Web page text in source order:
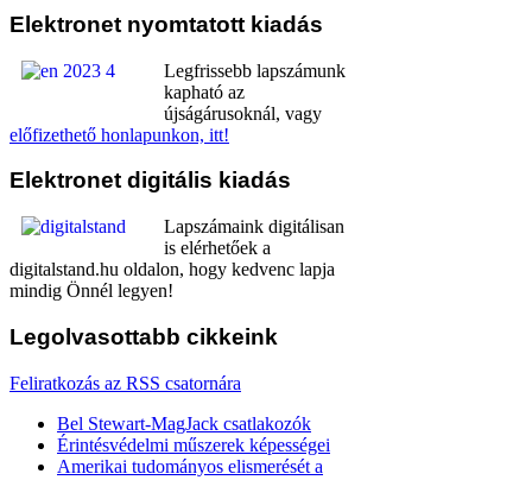
Elektronet nyomtatott kiadás
Legfrissebb lapszámunk
kapható az
újságárusoknál, vagy
előfizethető honlapunkon, itt!
Elektronet digitális kiadás
Lapszámaink digitálisan
is elérhetőek a
digitalstand.hu oldalon, hogy kedvenc lapja
mindig Önnél legyen!
Legolvasottabb cikkeink
Feliratkozás az RSS csatornára
Bel Stewart-MagJack csatlakozók
Érintésvédelmi műszerek képességei
Amerikai tudományos elismerését a